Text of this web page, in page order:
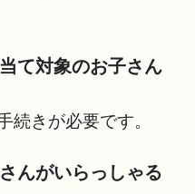
て対象のお子さん
きが必要です。
んがいらっしゃる